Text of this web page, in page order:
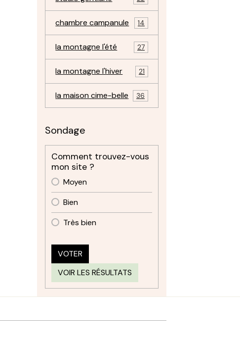
chambre campanule 14
la montagne l'été 27
la montagne l'hiver 21
la maison cime-belle 36
Sondage
Comment trouvez-vous
mon site ?
Moyen
Bien
Très bien
VOTER
VOIR LES RÉSULTATS